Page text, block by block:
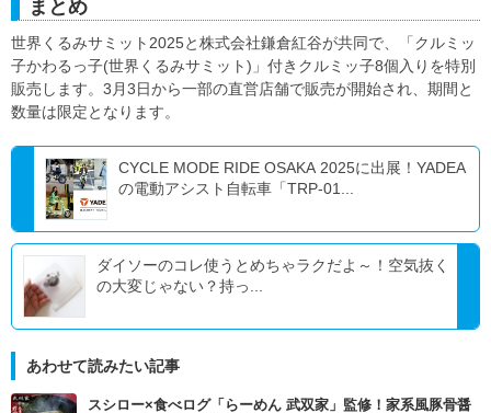
まとめ
世界くるみサミット2025と株式会社鎌倉紅谷が共同で、「クルミッ
子かわるっ子(世界くるみサミット)」付きクルミッ子8個入りを特別
販売します。3月3日から一部の直営店舗で販売が開始され、期間と
数量は限定となります。
CYCLE MODE RIDE OSAKA 2025に出展！YADEA
の電動アシスト自転車「TRP-01...
ダイソーのコレ使うとめちゃラクだよ～！空気抜く
の大変じゃない？持っ...
あわせて読みたい記事
スシロー×食べログ「らーめん 武双家」監修！家系風豚骨醤